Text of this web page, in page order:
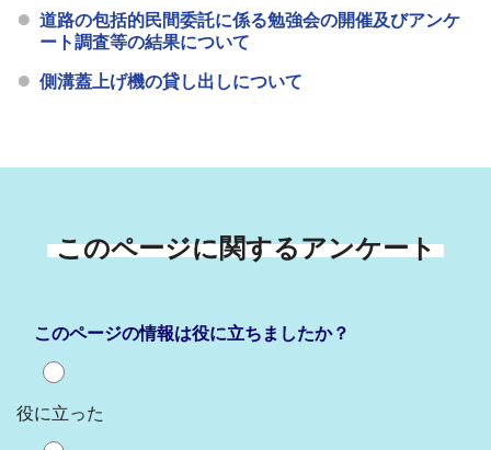
道路の包括的民間委託に係る勉強会の開催及びアンケ
ート調査等の結果について
側溝蓋上げ機の貸し出しについて
このページに関するアンケート
このページの情報は役に立ちましたか？
役に立った